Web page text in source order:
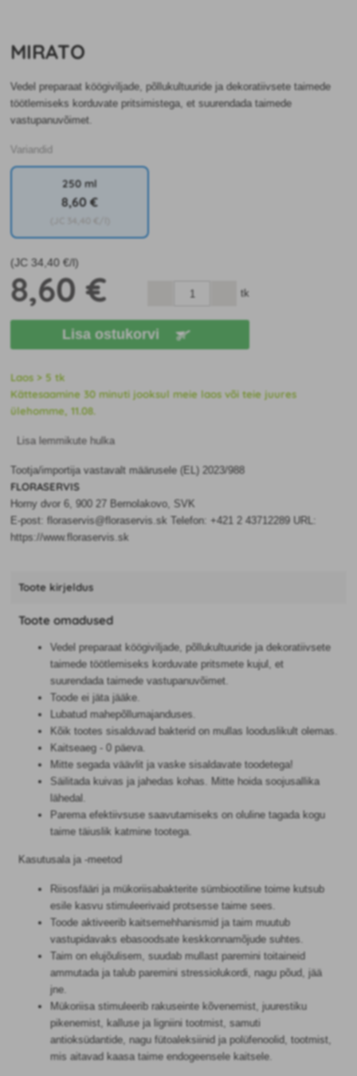
MIRATO
Vedel preparaat köögiviljade, põllukultuuride ja dekoratiivsete taimede
töötlemiseks korduvate pritsimistega, et suurendada taimede
vastupanuvõimet.
Variandid
250 ml
8,60 €
,40 €/l)
(JC 34,40 €/l)
8,60 € tk
Lisa ostukorvi
Laos > 5 tk
Kättesaamine 30 minuti jooksul meie laos või teie juures
ülehomme, 11.08.
Lisa lemmikute hulka
Tootja/importija vastavalt määrusele (EL) 2023/988
FLORASERVIS
Horny dvor 6, 900 27 Bernolakovo, SVK
E-post: floraservis@floraservis.sk Telefon: +421 2 43712289 URL:
https://www.floraservis.sk
Toote kirjeldus
Toote omadused
Vedel preparaat köögiviljade, põllukultuuride ja dekoratiivsete
taimede töötlemiseks korduvate pritsmete kujul, et
suurendada taimede vastupanuvõimet.
Toode ei jäta jääke.
Lubatud mahepõllumajanduses.
Kõik tootes sisalduvad bakterid on mullas looduslikult olemas.
Kaitseaeg - 0 päeva.
Mitte segada väävlit ja vaske sisaldavate toodetega!
Säilitada kuivas ja jahedas kohas. Mitte hoida soojusallika
lähedal.
Parema efektiivsuse saavutamiseks on oluline tagada kogu
taime täiuslik katmine tootega.
Kasutusala ja -meetod
Riisosfääri ja mükoriisabakterite sümbiootiline toime kutsub
esile kasvu stimuleerivaid protsesse taime sees.
Toode aktiveerib kaitsemehhanismid ja taim muutub
vastupidavaks ebasoodsate keskkonnamõjude suhtes.
Taim on elujõulisem, suudab mullast paremini toitaineid
ammutada ja talub paremini stressiolukordi, nagu põud, jää
jne.
Mükoriisa stimuleerib rakuseinte kõvenemist, juurestiku
pikenemist, kalluse ja ligniini tootmist, samuti
antioksüdantide, nagu fütoaleksiinid ja polüfenoolid, tootmist,
mis aitavad kaasa taime endogeensele kaitsele.